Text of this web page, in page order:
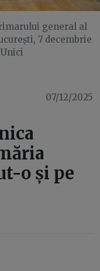
general al
7 decembrie
07/12/2025
o și pe